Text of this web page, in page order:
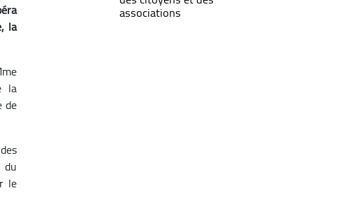
la
la
de
du
le
associations